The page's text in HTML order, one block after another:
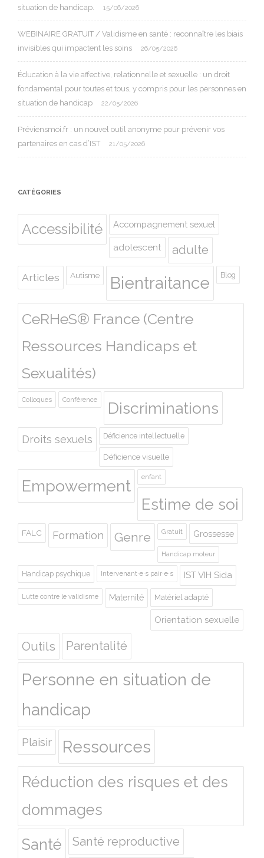
situation de handicap.
15/06/2026
WEBINAIRE GRATUIT / Validisme en santé : reconnaître les biais
invisibles qui impactent les soins
26/05/2026
Éducation à la vie affective, relationnelle et sexuelle : un droit
fondamental pour toutes et tous, y compris pour les personnes en
situation de handicap
22/05/2026
Préviensmoi.fr : un nouvel outil anonyme pour prévenir vos
partenaires en cas d’IST
21/05/2026
CATÉGORIES
Accessibilité Accompagnement sexuel
adolescent adulte
Articles Autisme Bientraitance Blog
CeRHeS® France (Centre
Ressources Handicaps et
Sexualités)
Colloques Conférence Discriminations
Droits sexuels Déficience intellectuelle
Déficience visuelle
Empowerment enfant
Estime de soi
FALC Formation Genre Gratuit Grossesse
Handicap moteur
Handicap psychique Intervenant·e·s pair·e·s IST VIH Sida
Lutte contre le validisme Maternité Matériel adapté
Orientation sexuelle
Outils Parentalité
Personne en situation de
handicap
Plaisir Ressources
Réduction des risques et des
dommages
Santé
Santé reproductive